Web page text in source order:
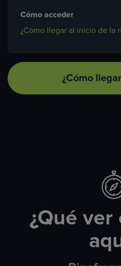
Cómo acceder
¿Cómo llegar al inicio de la
¿Cómo
¿Qué ver